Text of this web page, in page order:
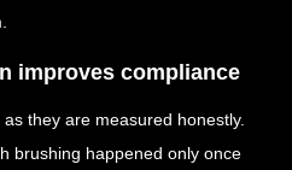
improves compliance
they are measured honestly.
brushing happened only once